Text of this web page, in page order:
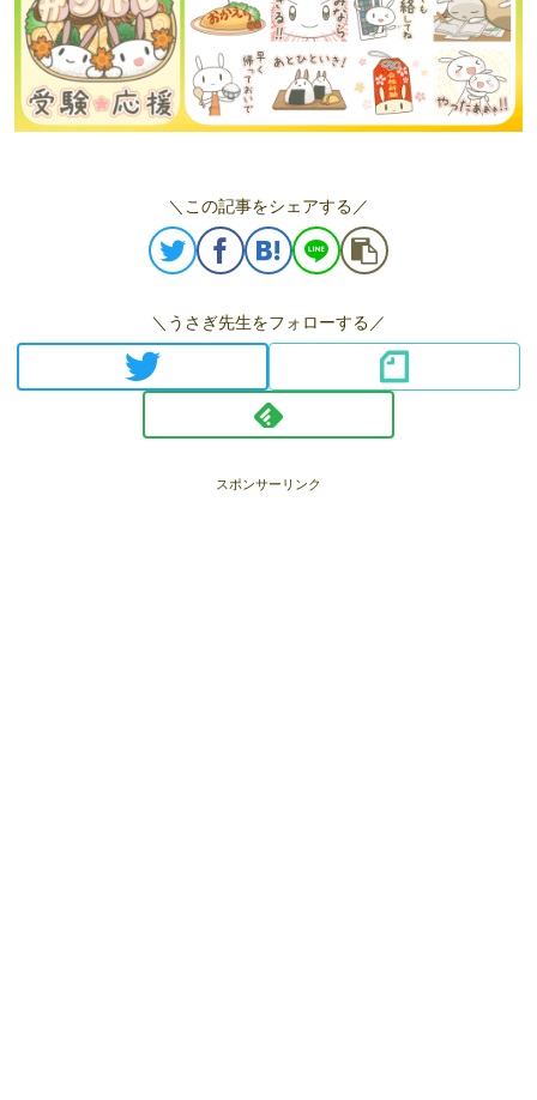
＼この記事をシェアする／
＼うさぎ先生をフォローする／
スポンサーリンク